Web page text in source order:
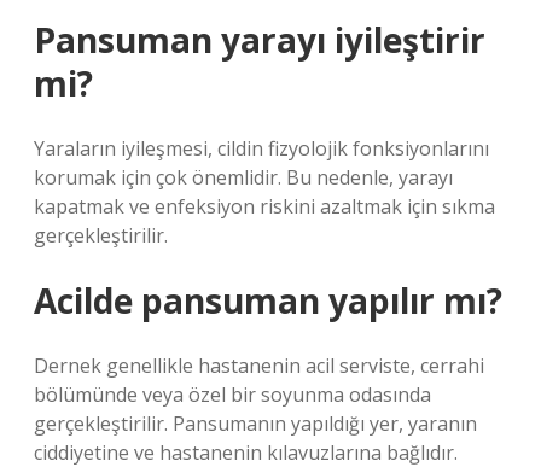
Pansuman yarayı iyileştirir
mi?
Yaraların iyileşmesi, cildin fizyolojik fonksiyonlarını
korumak için çok önemlidir. Bu nedenle, yarayı
kapatmak ve enfeksiyon riskini azaltmak için sıkma
gerçekleştirilir.
Acilde pansuman yapılır mı?
Dernek genellikle hastanenin acil serviste, cerrahi
bölümünde veya özel bir soyunma odasında
gerçekleştirilir. Pansumanın yapıldığı yer, yaranın
ciddiyetine ve hastanenin kılavuzlarına bağlıdır.